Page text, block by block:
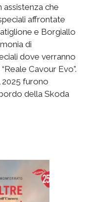
assistenza che
affrontate
e Borgiallo
di
dove verranno
Cavour Evo”.
2025 furono
della Skoda